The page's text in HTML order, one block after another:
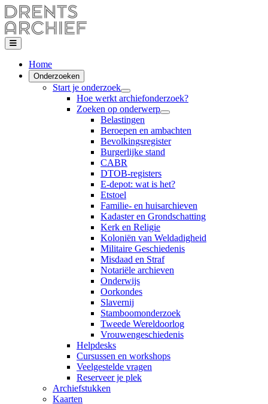
Home
Onderzoeken
Start je onderzoek
Hoe werkt archiefonderzoek?
Zoeken op onderwerp
Belastingen
Beroepen en ambachten
Bevolkingsregister
Burgerlijke stand
CABR
DTOB-registers
E-depot: wat is het?
Etstoel
Familie- en huisarchieven
Kadaster en Grondschatting
Kerk en Religie
Koloniën van Weldadigheid
Militaire Geschiedenis
Misdaad en Straf
Notariële archieven
Onderwijs
Oorkondes
Slavernij
Stamboomonderzoek
Tweede Wereldoorlog
Vrouwengeschiedenis
Helpdesks
Cursussen en workshops
Veelgestelde vragen
Reserveer je plek
Archiefstukken
Kaarten